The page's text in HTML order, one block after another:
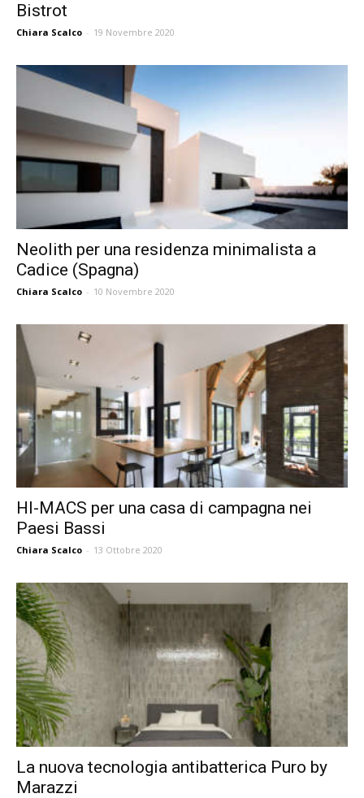
Bistrot
Chiara Scalco - 19 Novembre 2020
Neolith per una residenza minimalista a
Cadice (Spagna)
Chiara Scalco - 10 Novembre 2020
HI-MACS per una casa di campagna nei
Paesi Bassi
Chiara Scalco - 13 Ottobre 2020
La nuova tecnologia antibatterica Puro by
Marazzi